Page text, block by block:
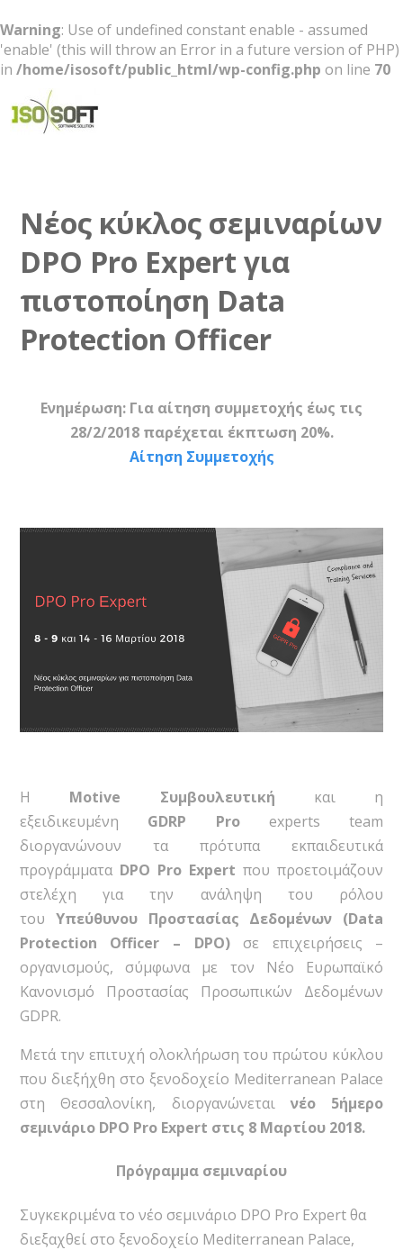
Warning: Use of undefined constant enable - assumed
'enable' (this will throw an Error in a future version of PHP)
in /home/isosoft/public_html/wp-config.php on line 70
Νέος κύκλος σεμιναρίων
DPO Pro Expert για
πιστοποίηση Data
Protection Officer
Ενημέρωση: Για αίτηση συμμετοχής έως τις
28/2/2018 παρέχεται έκπτωση 20%.
Αίτηση Συμμετοχής
Η Motive Συμβουλευτική και η
εξειδικευμένη GDRP Pro experts team
διοργανώνουν τα πρότυπα εκπαιδευτικά
προγράμματα DPO Pro Expert που προετοιμάζουν
στελέχη για την ανάληψη του ρόλου
του Υπεύθυνου Προστασίας Δεδομένων (Data
Protection Officer – DPO)σε επιχειρήσεις –
οργανισμούς, σύμφωνα με τον Νέο Ευρωπαϊκό
Κανονισμό Προστασίας Προσωπικών Δεδομένων
GDPR.
Μετά την επιτυχή ολοκλήρωση του πρώτου κύκλου
που διεξήχθη στο ξενοδοχείο Mediterranean Palace
στη Θεσσαλονίκη, διοργανώνεταινέο 5ήμερο
σεμινάριο DPO Pro Expert στις 8 Μαρτίου 2018.
Πρόγραμμα σεμιναρίου
Συγκεκριμένα το νέο σεμινάριο DPO Pro Expert θα
διεξαχθεί στο ξενοδοχείο Mediterranean Palace,